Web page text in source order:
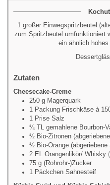
1 großer Einwegspritzbeutel
zum Spritzbeutel umfunktioniert
ein ähnlich
Zutaten
Cheesecake-Creme
250 g Magerquark
1 Packung Frischkäse à
1 Prise Salz
¼
TL gemahlene Bourbon-
½ Bio-Zitronen
½ Bio-Orange (abgeriebene
2 EL Orangenlikör/ Whisky
75 g (Rohrohr-)Zucker
1 Päckchen Sahnesteif